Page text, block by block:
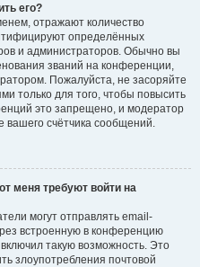
его?
отражают количество
определённых
и администраторов. Обычно вы
званий на конференции,
Пожалуйста, не засоряйте
только для того, чтобы повысить
это запрещено, и модератор
вашего счётчика сообщений.
меня требуют войти на
могут отправлять email-
встроенную в конференцию
такую возможность. Это
злоупотребления почтовой